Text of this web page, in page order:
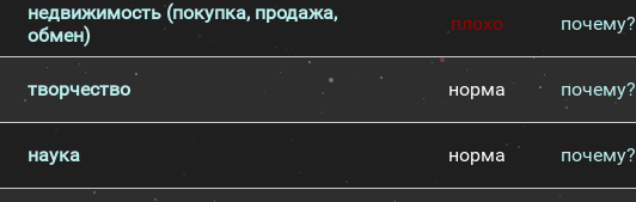
недвижимость (покупка, продажа,
обмен)
плохо почему?
творчество норма почему?
наука норма почему?